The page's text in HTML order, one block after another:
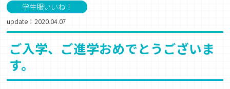
学生服いいね！
update：2020.04.07
ご入学、ご進学おめでとうございま
す。